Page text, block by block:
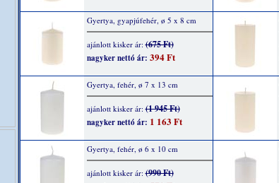
Gyertya, gyapjúfehér, ø 5 x 8 cm
ajánlott kisker ár:(675 Ft)
nagyker nettó ár: 394 Ft
Gyertya, fehér, ø 7 x 13 cm
ajánlott kisker ár:(1 945 Ft)
nagyker nettó ár: 1 163 Ft
Gyertya, fehér, ø 6 x 10 cm
ajánlott kisker ár:(990 Ft)